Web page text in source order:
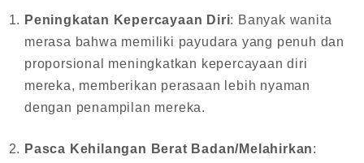
Peningkatan Kepercayaan Diri: Banyak wanita
merasa bahwa memiliki payudara yang penuh dan
proporsional meningkatkan kepercayaan diri
mereka, memberikan perasaan lebih nyaman
dengan penampilan mereka.
Pasca Kehilangan Berat Badan/Melahirkan: